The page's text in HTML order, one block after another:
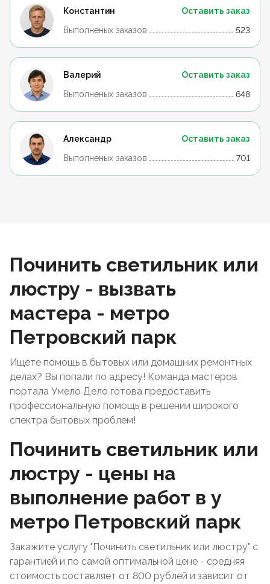
Константин
Оставить заказ
Выполненых заказов
523
Валерий
Оставить заказ
Выполненых заказов
648
Александр
Оставить заказ
Выполненых заказов
701
Починить светильник или
люстру - вызвать
мастера - метро
Петровский парк
Ищете помощь в бытовых или домашних ремонтных
делах? Вы попали по адресу! Команда мастеров
портала Умело Дело готова предоставить
профессиональную помощь в решении широкого
спектра бытовых проблем!
Починить светильник или
люстру - цены на
выполнение работ в у
метро Петровский парк
Закажите услугу "Починить светильник или люстру" с
гарантией и по самой оптимальной цене - средняя
стоимость составляет от 800 рублей и зависит от